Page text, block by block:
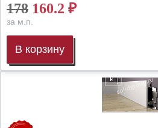
178 160.2 ₽
за м.п.
В корзину